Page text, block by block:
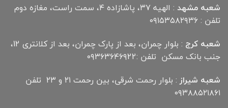
شعبه مشهد
: الهیه ۳۷، پاشازاده ۴، سمت راست، مغازه دوم
تلفن : ۰۹۱۵۳۵۸۲۹۳۶
شعبه کرج
: بلوار چمران، بعد از پارک چمران، بعد از کلانتری 12،
جنب بانک مسکن تلفن :۰۹۳۶۳۶۴۶۹22
شعبه شیراز
: بلوار رحمت شرقی، بین رحمت ۲۱ و ۲۳ تلفن
۰۹۳۸۸۵۲۱۸۶۱